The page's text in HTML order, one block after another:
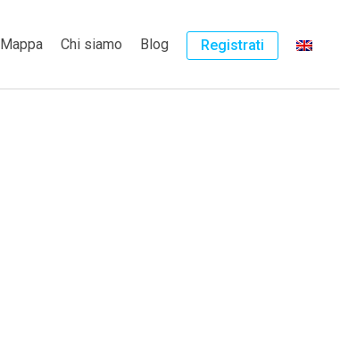
Mappa Chi siamo Blog Registrati